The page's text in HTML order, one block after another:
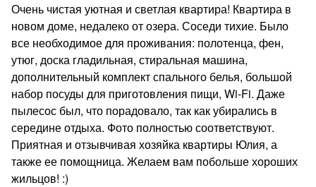
Очень чистая уютная и светлая квартира! Квартира в
новом доме, недалеко от озера. Соседи тихие. Было
все необходимое для проживания: полотенца, фен,
утюг, доска гладильная, стиральная машина,
дополнительный комплект спального белья, большой
набор посуды для приготовления пищи, Wi-Fi. Даже
пылесос был, что порадовало, так как убирались в
середине отдыха. Фото полностью соответствуют.
Приятная и отзывчивая хозяйка квартиры Юлия, а
также ее помощница. Желаем вам побольше хороших
жильцов! :)